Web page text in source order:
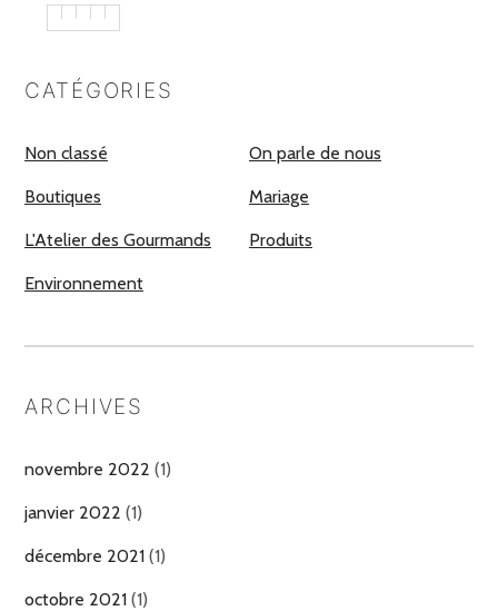
CATÉGORIES
Non classé On parle de nous
Boutiques Mariage
L'Atelier des Gourmands Produits
Environnement
ARCHIVES
novembre 2022 (1)
janvier 2022 (1)
décembre 2021 (1)
octobre 2021 (1)